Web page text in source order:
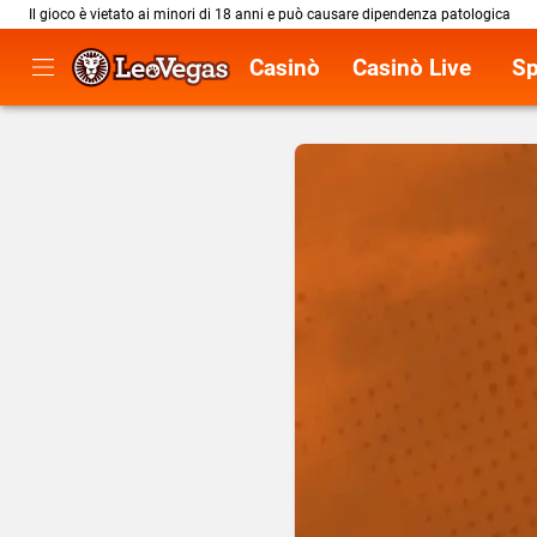
Il gioco è vietato ai minori di 18 anni e può causare dipendenza patologica
Casinò Casinò Live